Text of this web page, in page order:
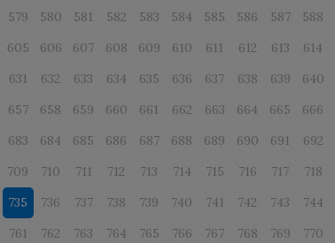
579 580 581 582 583 584 585 586 587 588
605 606 607 608 609 610 611 612 613 614
631 632 633 634 635 636 637 638 639 640
657 658 659 660 661 662 663 664 665 666
683 684 685 686 687 688 689 690 691 692
709 710 711 712 713 714 715 716 717 718
735 736 737 738 739 740 741 742 743 744
761 762 763 764 765 766 767 768 769 770